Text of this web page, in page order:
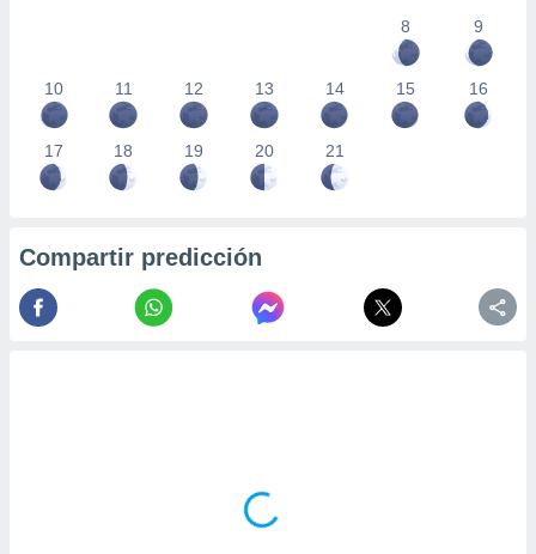
8
9
10 11 12 13 14 15 16
17 18 19 20 21
Compartir predicción